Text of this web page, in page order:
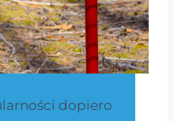
dopiero